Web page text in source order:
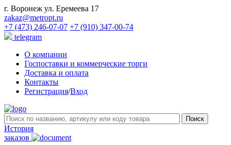
г. Воронеж ул. Еремеева 17
zakaz@metropt.ru
+7 (473) 246-07-07 +7 (910) 347-00-74
telegram
О компании
Госпоставки и коммерческие торги
Доставка и оплата
Контакты
Регистрация/Вход
История
заказов